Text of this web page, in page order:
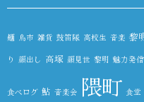
麺 鳥市 雑貨 鼓笛隊 高校生 音楽 黎
り 顔出し 高塚 顔見世 黎明 魅力発
食べログ 鮎 音楽会 隈町 食堂